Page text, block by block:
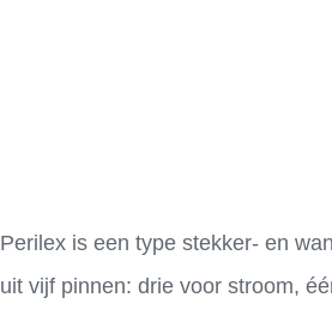
Perilex is een type stekker- en
uit vijf pinnen: drie voor stroom,